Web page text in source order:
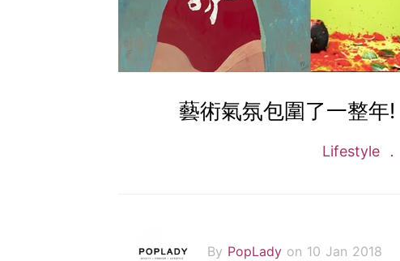
藝術氣氛包圍了一整年
Lifestyle
By PopLady on 10 Jan 2018